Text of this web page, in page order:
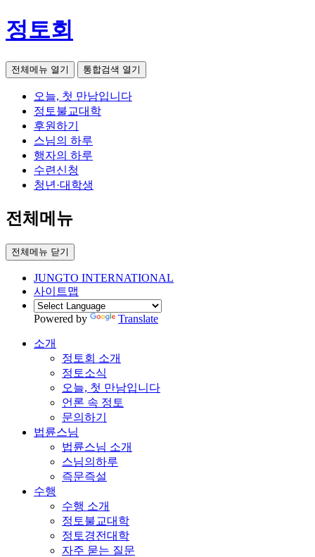
정토회
전체메뉴 열기 통합검색 열기
오늘, 첫 만남입니다
정토불교대학
후원하기
스님의 하루
행자의 하루
수련신청
청년·대학생
전체메뉴
전체메뉴 닫기
JUNGTO INTERNATIONAL
사이트맵
Powered by Translate
소개
정토회 소개
정토소식
오늘, 첫 만남입니다
언론 속 정토
문의하기
법륜스님
법륜스님 소개
스님의하루
즉문즉설
수행
수행 소개
정토불교대학
정토경전대학
자주 묻는 질문